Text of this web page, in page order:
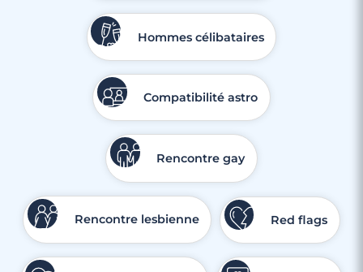
Hommes célibataires
Compatibilité astro
Rencontre gay
Rencontre lesbienne Red flags